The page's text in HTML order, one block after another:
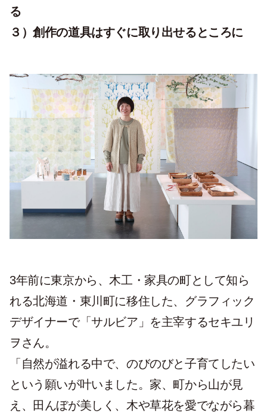
る
３）創作の道具はすぐに取り出せるところに
3年前に東京から、木工・家具の町として知ら
れる北海道・東川町に移住した、グラフィック
デザイナーで「サルビア」を主宰するセキユリ
ヲさん。
「自然が溢れる中で、のびのびと子育てしたい
という願いが叶いました。家、町から山が見
え、田んぼが美しく、木や草花を愛でながら暮